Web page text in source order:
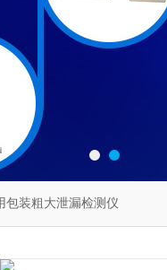
包装粗大泄漏检测仪